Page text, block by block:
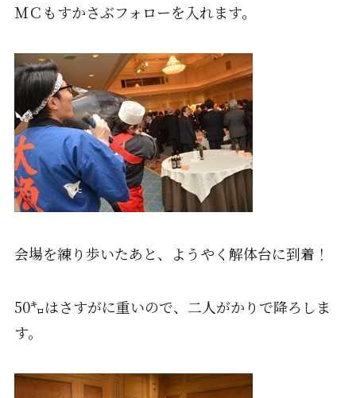
ＭＣもすかさぶフォローを入れます。
会場を練り歩いたあと、ようやく解体台に到着！
50㌔はさすがに重いので、二人がかりで降ろしま
す。